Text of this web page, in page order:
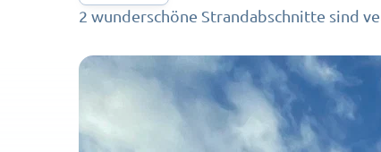
2 wunderschöne Strandabschnitte sind